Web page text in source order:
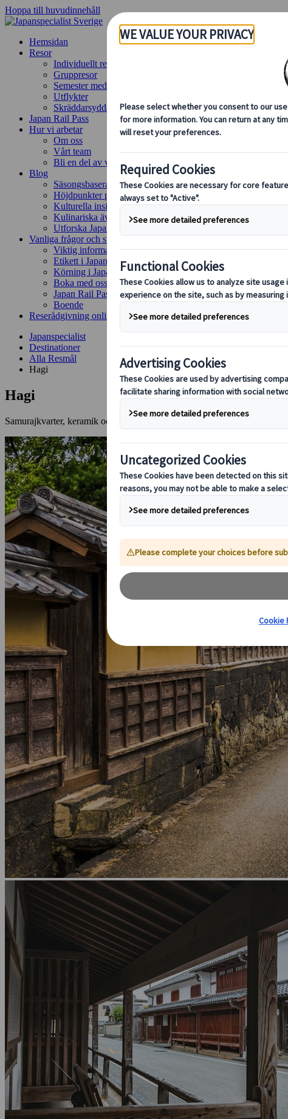
Hoppa till huvudinnehåll
Hemsidan
Resor
Individuellt resande
Gruppresor
Semester med självkörning
Utflykter
Skräddarsydda gruppresor
Japan Rail Pass
Hur vi arbetar
Om oss
Vårt team
Bli en del av vårt team
Blog
Säsongsbaserade resetips
Höjdpunkter på resmålet
Kulturella insikter
Kulinariska äventyr
Utforska Japan med tåg
Vanliga frågor och svar
Viktig information
Etikett i Japan
Körning i Japan
Boka med oss
Japan Rail Pass
Boende
Reserådgivning online
Japanspecialist
Destinationer
Alla Resmål
Hagi
Hagi
Samurajkvarter, keramik och tidlös stillhet vid havet